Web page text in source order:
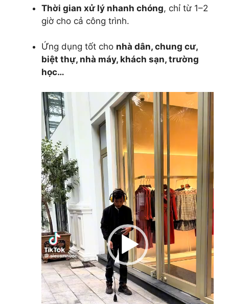
Thời gian xử lý nhanh chóng, chỉ từ 1–2
giờ cho cả công trình.
Ứng dụng tốt cho nhà dân, chung cư,
biệt thự, nhà máy, khách sạn, trường
học…
Trình
chơi
Video